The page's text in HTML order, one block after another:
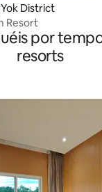
District
Resort
por
resorts